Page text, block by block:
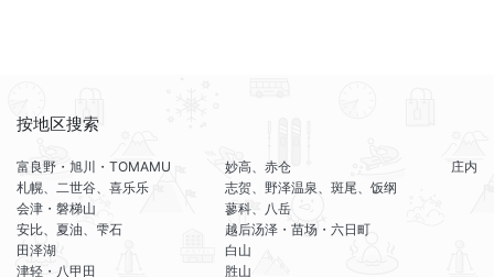
按地区搜索
富良野・旭川・TOMAMU
札幌、二世谷、喜乐乐
会津・磐梯山
安比、夏油、雫石
田泽湖
津轻・八甲田
妙高、赤仓
志贺、野泽温泉、斑尾、饭纲
蓼科、八岳
越后汤泽・苗场・六日町
白山
胜山
庄内